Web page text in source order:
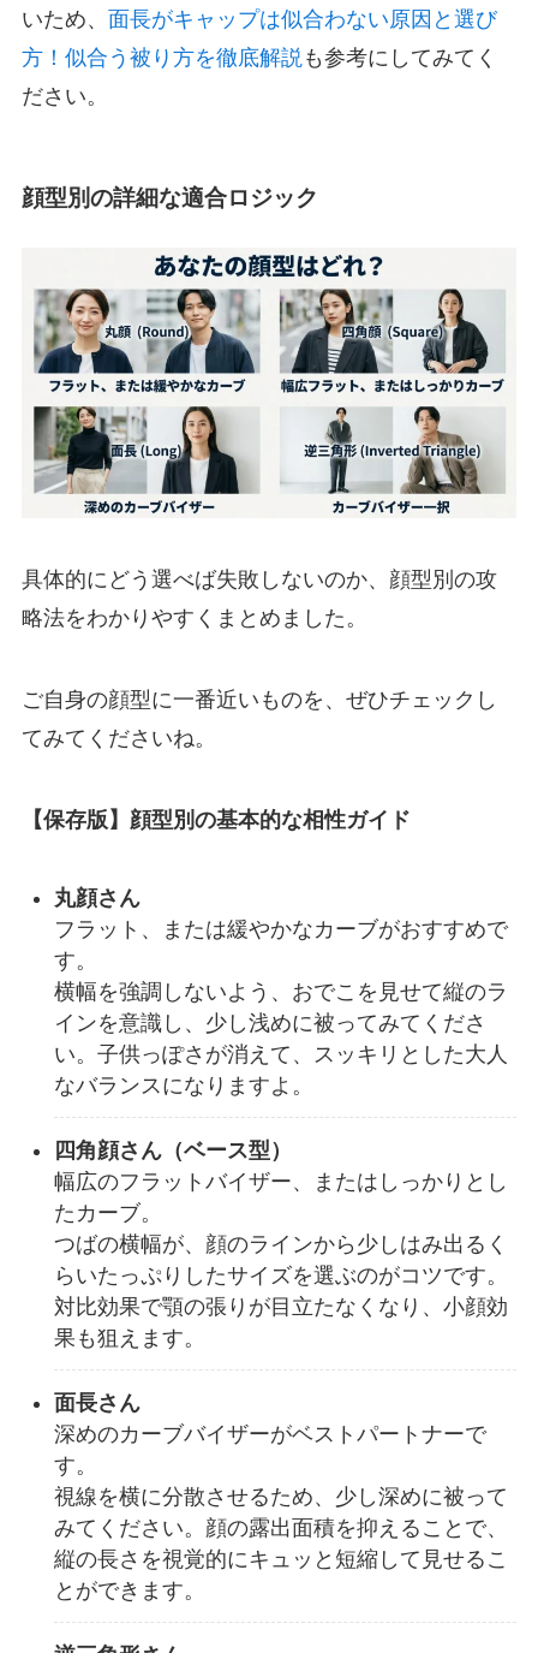
いため、 面長がキャップは似合わない原因と選び
方！似合う被り方を徹底解説 も参考にしてみてく
ださい。
顔型別の詳細な適合ロジック
具体的にどう選べば失敗しないのか、顔型別の攻
略法をわかりやすくまとめました。
ご自身の顔型に一番近いものを、ぜひチェックし
てみてくださいね。
【保存版】顔型別の基本的な相性ガイド
丸顔さん
フラット、または緩やかなカーブがおすすめで
す。
横幅を強調しないよう、おでこを見せて縦のラ
インを意識し、少し浅めに被ってみてくださ
い。子供っぽさが消えて、スッキリとした大人
なバランスになりますよ。
四角顔さん（ベース型）
幅広のフラットバイザー、またはしっかりとし
たカーブ。
つばの横幅が、顔のラインから少しはみ出るく
らいたっぷりしたサイズを選ぶのがコツです。
対比効果で顎の張りが目立たなくなり、小顔効
果も狙えます。
面長さん
深めのカーブバイザーがベストパートナーで
す。
視線を横に分散させるため、少し深めに被って
みてください。顔の露出面積を抑えることで、
縦の長さを視覚的にキュッと短縮して見せるこ
とができます。